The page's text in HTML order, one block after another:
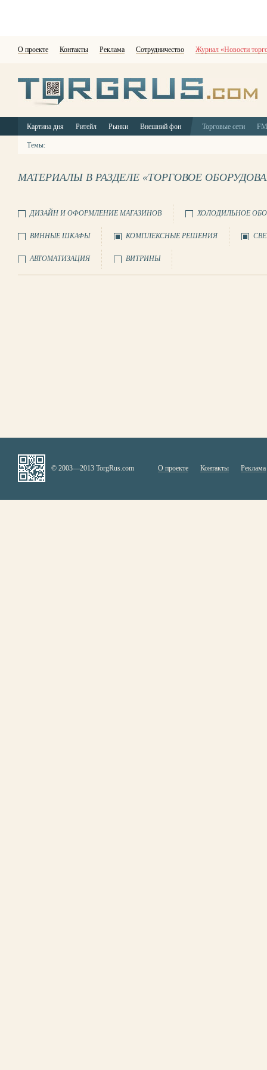
О проекте Контакты Реклама Сотрудничество Журнал «Новости
Картина дня Ритейл Рынки Внешний фон Торговые сети
Темы:
МАТЕРИАЛЫ В РАЗДЕЛЕ «ТОРГОВОЕ
ДИЗАЙН И ОФОРМЛЕНИЕ МАГАЗИНОВ ХОЛОДИЛЬНОЕ
ВИННЫЕ ШКАФЫ КОМПЛЕКСНЫЕ РЕШЕНИЯ
АВТОМАТИЗАЦИЯ ВИТРИНЫ
© 2003—2013 TorgRus.com О проекте Контакты Реклама